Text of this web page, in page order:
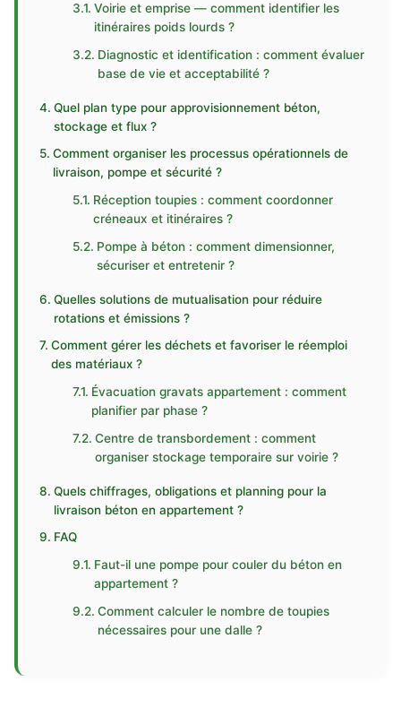
Voirie et emprise — comment identifier les
itinéraires poids lourds ?
Diagnostic et identification : comment évaluer
base de vie et acceptabilité ?
Quel plan type pour approvisionnement béton,
stockage et flux ?
Comment organiser les processus opérationnels de
livraison, pompe et sécurité ?
Réception toupies : comment coordonner
créneaux et itinéraires ?
Pompe à béton : comment dimensionner,
sécuriser et entretenir ?
Quelles solutions de mutualisation pour réduire
rotations et émissions ?
Comment gérer les déchets et favoriser le réemploi
des matériaux ?
Évacuation gravats appartement : comment
planifier par phase ?
Centre de transbordement : comment
organiser stockage temporaire sur voirie ?
Quels chiffrages, obligations et planning pour la
livraison béton en appartement ?
FAQ
Faut-il une pompe pour couler du béton en
appartement ?
Comment calculer le nombre de toupies
nécessaires pour une dalle ?